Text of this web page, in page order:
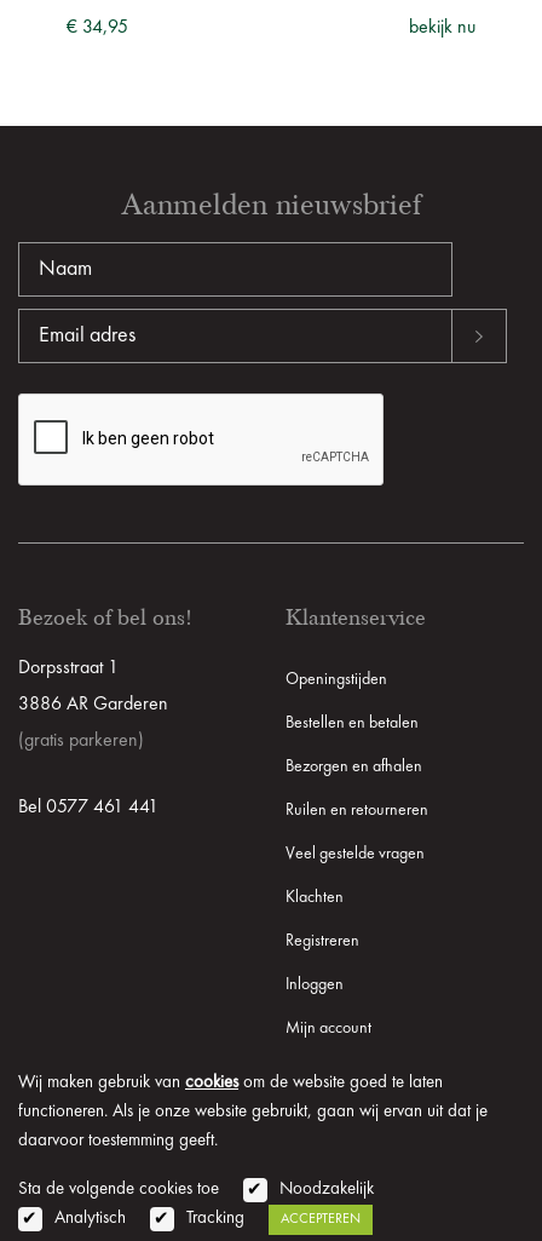
Wij maken gebruik van cookiesom de website goed te laten
functioneren. Als je onze website gebruikt, gaan wij ervan uit dat je
daarvoor toestemming geeft.
Sta de volgende cookies toe
Noodzakelijk
Analytisch
Tracking ACCEPTEREN
€ 34,95 bekijk nu
Aanmelden nieuwsbrief
Bezoek of bel ons!
Dorpsstraat 1
3886 AR Garderen
(gratis parkeren)
Bel 0577 461 441
Klantenservice
Openingstijden
Bestellen en betalen
Bezorgen en afhalen
Ruilen en retourneren
Veel gestelde vragen
Klachten
Registreren
Inloggen
Mijn account
© 2026 Onder de Lindeboom